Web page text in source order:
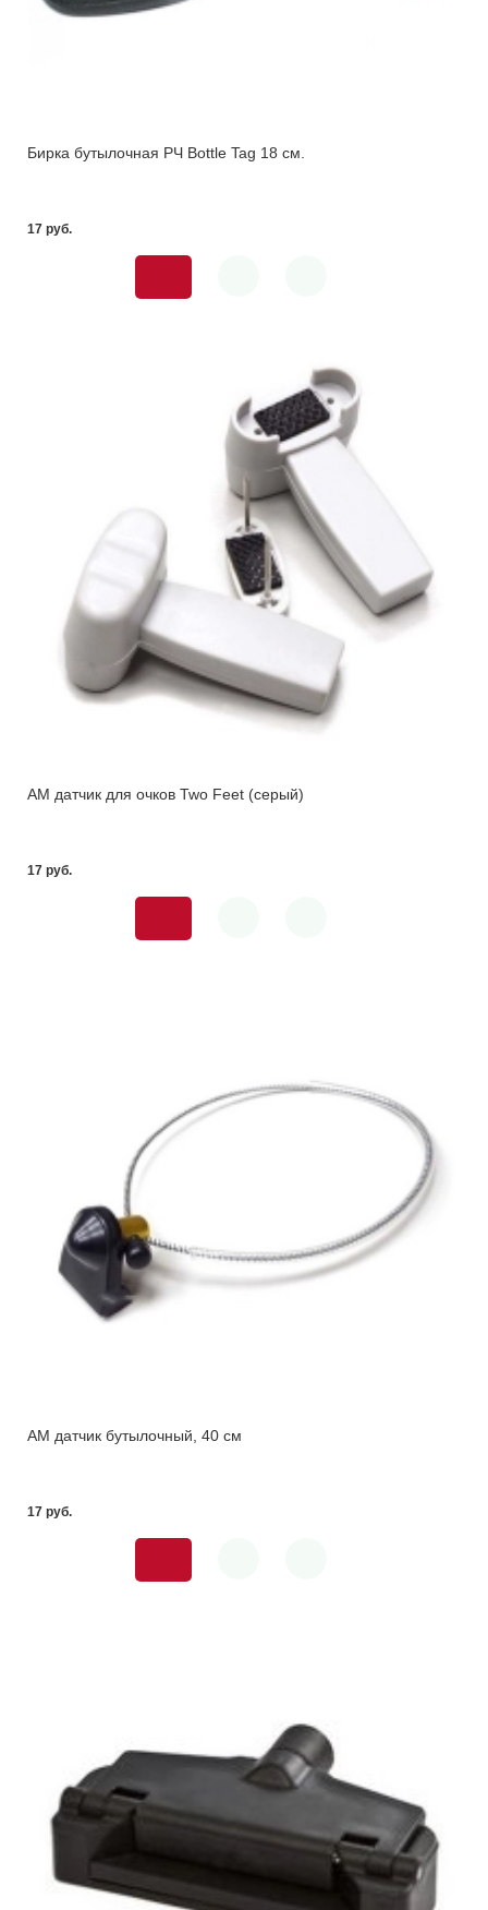
Бирка бутылочная РЧ Bottle Tag 18 см.
17 pуб.
АМ датчик для очков Two Feet (серый)
17 pуб.
АМ датчик бутылочный, 40 см
17 pуб.